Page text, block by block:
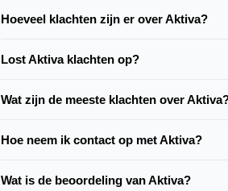
Hoeveel klachten zijn er over Aktiva?
Lost Aktiva klachten op?
Wat zijn de meeste klachten over
Hoe neem ik contact op met Aktiva?
Wat is de beoordeling van Aktiva?